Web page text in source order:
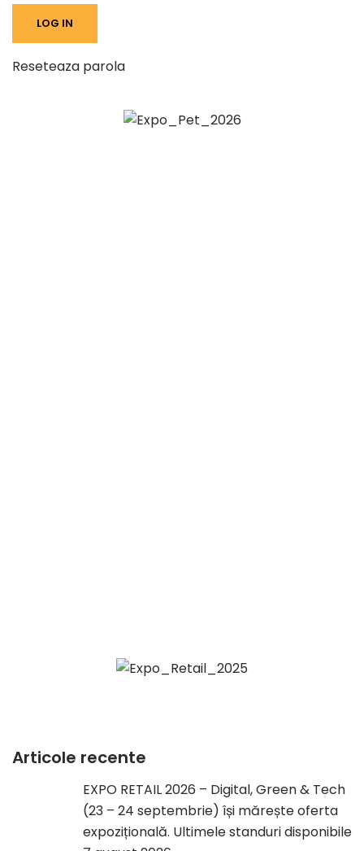
Reseteaza parola
Articole recente
EXPO RETAIL 2026 – Digital, Green & Tech
(23 – 24 septembrie) își mărește oferta
expozițională. Ultimele standuri disponibile